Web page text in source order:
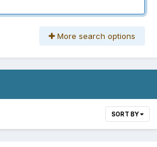
More search options
SORT BY